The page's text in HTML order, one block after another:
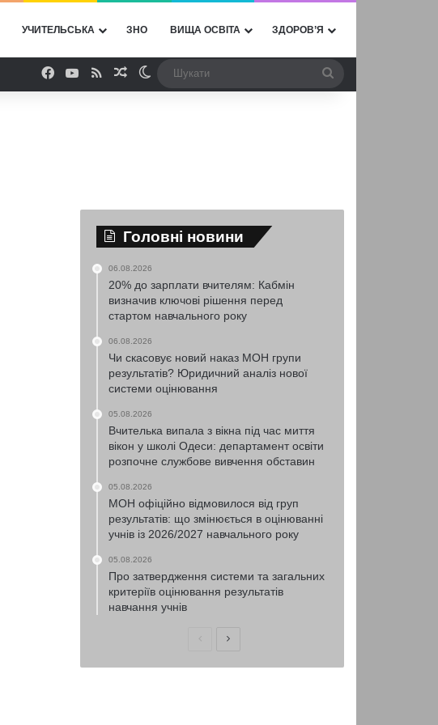
УЧИТЕЛЬСЬКА ЗНО ВИЩА ОСВІТА ЗДОРОВ’Я
Facebook
YouTube
RSSВипадкова стаття
Switch skin
Головні новини
06.08.2026
20% до зарплати вчителям: Кабмін
визначив ключові рішення перед
стартом навчального року
06.08.2026
Чи скасовує новий наказ МОН групи
результатів? Юридичний аналіз нової
системи оцінювання
05.08.2026
Вчителька випала з вікна під час миття
вікон у школі Одеси: департамент освіти
розпочне службове вивчення обставин
05.08.2026
МОН офіційно відмовилося від груп
результатів: що змінюється в оцінюванні
учнів із 2026/2027 навчального року
05.08.2026
Про затвердження системи та загальних
критеріїв оцінювання результатів
навчання учнів
ПопередняНаступна